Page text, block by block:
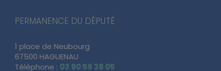
PERMANENCE DU DÉPUTÉ
1 place de Neubourg
67500 HAGUENAU
Téléphone : 03 90 59 38 05